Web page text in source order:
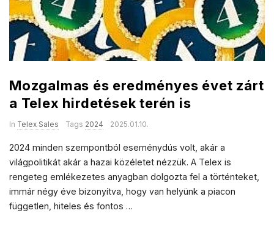
Mozgalmas és eredményes évet zárt
a Telex hirdetések terén is
In Telex Sales Tags 2024 2025.01.10.
2024 minden szempontból eseménydús volt, akár a
világpolitikát akár a hazai közéletet nézzük. A Telex is
rengeteg emlékezetes anyagban dolgozta fel a történteket,
immár négy éve bizonyítva, hogy van helyünk a piacon
független, hiteles és fontos …